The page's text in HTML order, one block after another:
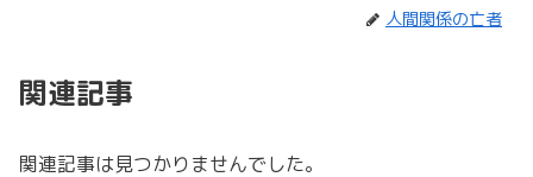
人間関係の亡者
関連記事
関連記事は見つかりませんでした。